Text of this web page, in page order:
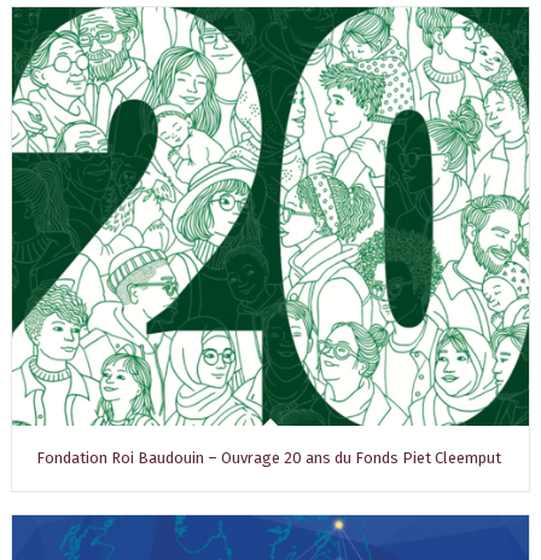
Fondation Roi Baudouin – Ouvrage 20 ans du Fonds Piet Cleemput